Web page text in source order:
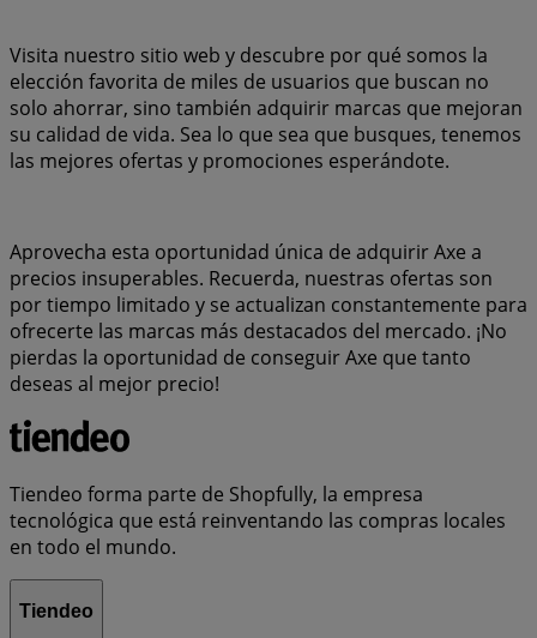
Visita nuestro sitio web y descubre por qué somos la
elección favorita de miles de usuarios que buscan no
solo ahorrar, sino también adquirir marcas que mejoran
su calidad de vida. Sea lo que sea que busques, tenemos
las mejores ofertas y promociones esperándote.
Aprovecha esta oportunidad única de adquirir Axe a
precios insuperables. Recuerda, nuestras ofertas son
por tiempo limitado y se actualizan constantemente para
ofrecerte las marcas más destacados del mercado. ¡No
pierdas la oportunidad de conseguir Axe que tanto
deseas al mejor precio!
Tiendeo forma parte de Shopfully, la empresa
tecnológica que está reinventando las compras locales
en todo el mundo.
Tiendeo